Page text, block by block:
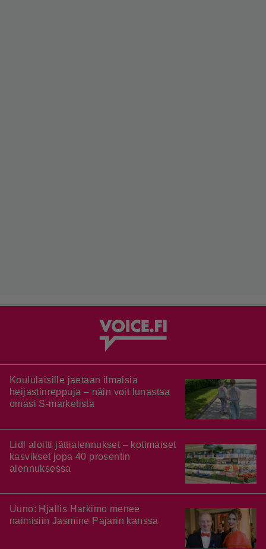
Koululaisille jaetaan ilmaisia
heijastinreppuja – näin voit lunastaa
omasi S-marketista
Lidl aloitti jättialennukset – kotimaiset
kasvikset jopa 40 prosentin
alennuksessa
Uuno: Hjallis Harkimo menee
naimisiin Jasmine Pajarin kanssa